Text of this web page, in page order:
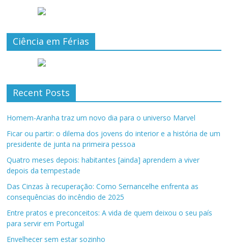
Ciência em Férias
Recent Posts
Homem-Aranha traz um novo dia para o universo Marvel
Ficar ou partir: o dilema dos jovens do interior e a história de um
presidente de junta na primeira pessoa
Quatro meses depois: habitantes [ainda] aprendem a viver
depois da tempestade
Das Cinzas à recuperação: Como Sernancelhe enfrenta as
consequências do incêndio de 2025
Entre pratos e preconceitos: A vida de quem deixou o seu país
para servir em Portugal
Envelhecer sem estar sozinho